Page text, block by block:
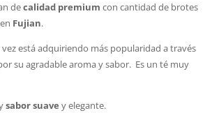
precios:
desde
5.00€
hasta
decalidad premium con cantidad de brotes
Fujian.
vez está adquiriendo más popularidad a través
su agradable aroma y sabor. Es un té muy
sabor suave y elegante.